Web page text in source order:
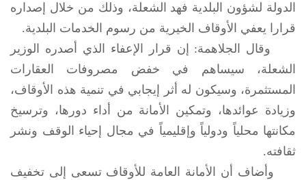
الدولة لشؤون البلدية فهد الشعلة، وذلك من خلال إصداره
قرارا يعفي الأوقاف الخيرية من رسوم الخدمات البلدية.
وقال الجلاهمة: إن قرار الإعفاء الذي أصدره الوزير
الشعلة، سيساهم في خفض مصروفات العقارات
المستثمرة، وسيكون له أثر إيجابي في تنمية هذه الأوقاف،
وزيادة عوائدها، وتمكين الأمانة من أداء دورها، وترسيخ
مكانتها محلياً ودولياً وإقليمياً في مجال إحياء الوقف ونشر
ثقافته.
وأضاف أن الأمانة العامة للأوقاف تسعى إلى تخفيف